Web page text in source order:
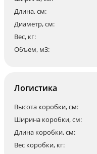
Длина, см:
Диаметр, см:
Вес, кг:
Объем, м3:
Логистика
Высота коробки, см:
Ширина коробки, см:
Длина коробки, см:
Вес коробки, кг: